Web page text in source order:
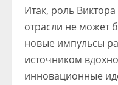
Итак, роль
отрасли не может
новые импульсы
источником
инновационные